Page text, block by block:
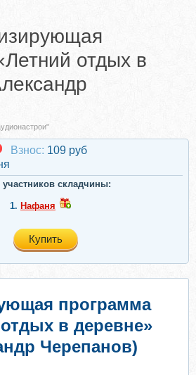
отдых в
Взнос: 109 руб
складчины:
1. Нафаня
Купить
программа
в деревне»
Черепанов)